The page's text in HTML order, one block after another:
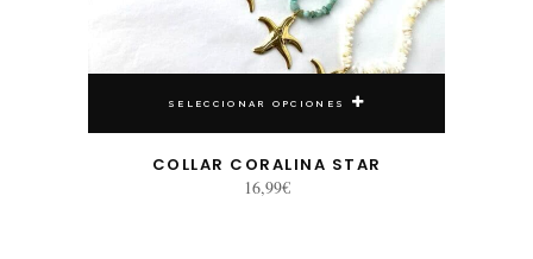
SELECCIONAR OPCIONES
COLLAR CORALINA STAR
16,99€